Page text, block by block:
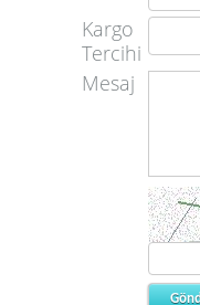
Kargo
Tercihi
Mesaj